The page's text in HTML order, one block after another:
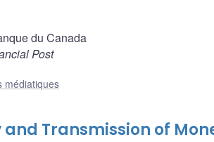
du Canada
Post
médiatiques
Transmission of